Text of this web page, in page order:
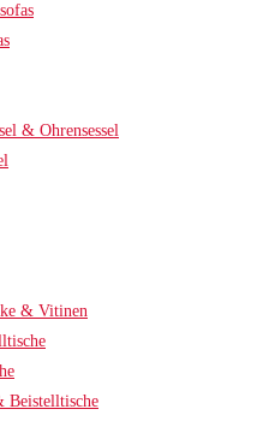
& Ohrensessel
& Vitinen
Beistelltische